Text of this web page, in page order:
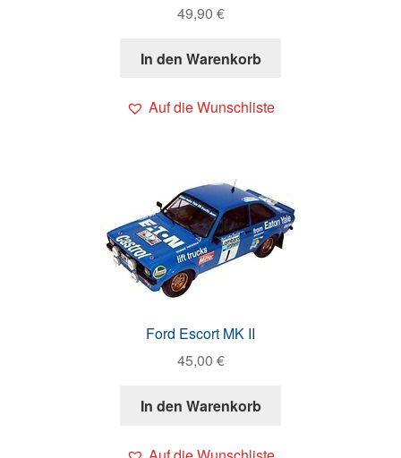
49,90 €
In den Warenkorb
Auf die Wunschliste
Ford Escort MK II
45,00 €
In den Warenkorb